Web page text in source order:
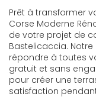
Prêt à transformer
Corse Moderne
de votre projet de
Bastelicaccia.
répondre à toutes
gratuit et sans
pour créer une
satisfaction